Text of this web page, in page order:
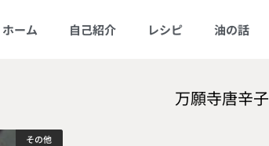
ホーム 自己紹介 レシピ 油の話
万願寺唐辛子
その他